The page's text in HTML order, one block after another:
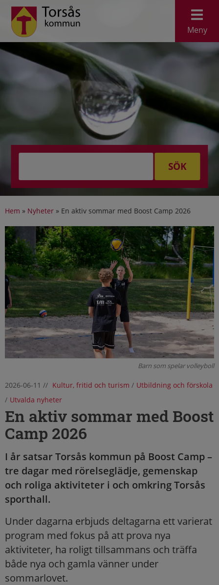
Meny
SÖK
Hem » Nyheter » En aktiv sommar med Boost Camp 2026
Barn som spelar volleyboll
2026-06-11 // Kultur, fritid och turism / Utbildning och förskola
/ Utvalda nyheter
En aktiv sommar med Boost
Camp 2026
I år satsar Torsås kommun på Boost Camp –
tre dagar med rörelseglädje, gemenskap
och roliga aktiviteter i och omkring Torsås
sporthall.
Under dagarna erbjuds deltagarna ett varierat
program med fokus på att prova nya
aktiviteter, ha roligt tillsammans och träffa
både nya och gamla vänner under
sommarlovet.